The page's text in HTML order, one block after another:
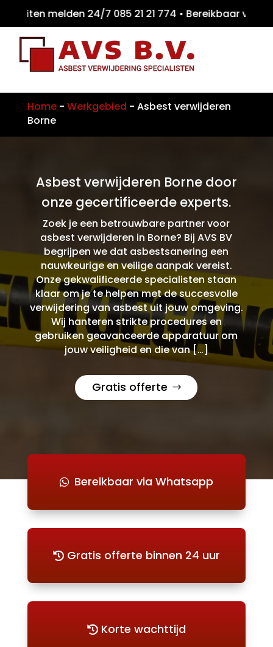
melden 24/7 085 21 21 774 •
Home- Werkgebied - Asbest verwijderen
Borne
Asbest verwijderen Borne door
onze gecertificeerde experts.
Zoek je een betrouwbare partner voor
asbest verwijderen in Borne? Bij AVS BV
begrijpen we dat asbestsanering een
nauwkeurige en veilige aanpak vereist.
Onze gekwalificeerde specialisten staan
klaar om je te helpen met de succesvolle
verwijdering van asbest uit jouw omgeving.
Wij hanteren strikte procedures en
gebruiken geavanceerde apparatuur om
jouw veiligheid en die van […]
Gratis offerte
Bereikbaar via Whatsapp
Gratis offerte binnen 24 uur
Korte wachttijd